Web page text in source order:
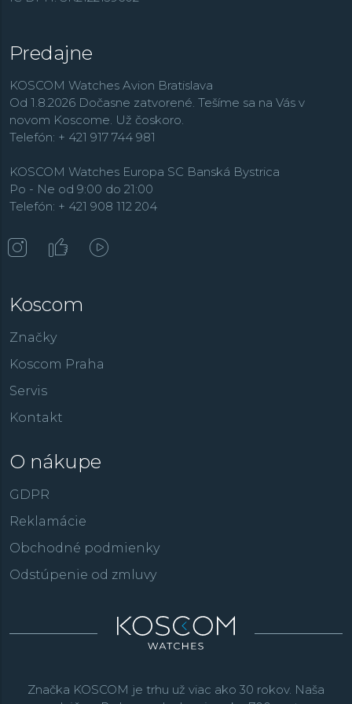
Predajne
KOSCOM Watches Avion Bratislava
Od 1.8.2026 Dočasne zatvorené. Tešíme sa na Vás v
novom Koscome. Už čoskoro.
Telefón: + 421 917 744 981
KOSCOM Watches Europa SC Banská Bystrica
Po - Ne od 9:00 do 21:00
Telefón: + 421 908 112 204
Koscom
Značky
Koscom Praha
Servis
Kontakt
O nákupe
GDPR
Reklamácie
Obchodné podmienky
Odstúpenie od zmluvy
Značka KOSCOM je trhu už viac ako 30 rokov. Naša